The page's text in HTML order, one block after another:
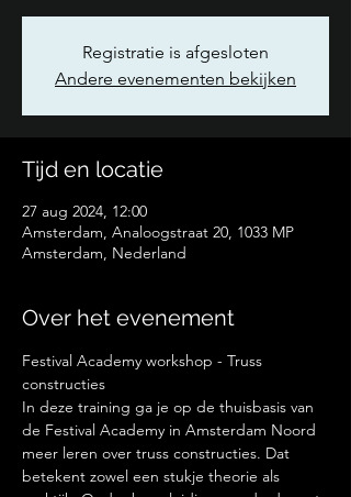
Registratie is afgesloten
Andere evenementen bekijken
Tijd en locatie
27 aug 2024, 12:00
Amsterdam, Analoogstraat 20, 1033 MP
Amsterdam, Nederland
Over het evenement
Festival Academy workshop - Truss
constructies
In deze training ga je op de thuisbasis van
de Festival Academy in Amsterdam Noord
meer leren over truss constructies. Dat
betekent zowel een stukje theorie als